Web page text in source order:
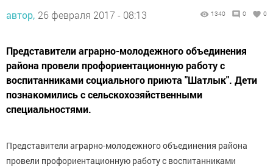
автор, 26 февраля 2017 - 08:13 1340 0 0
Представители аграрно-молодежного объединения
района провели профориентационную работу с
воспитанниками социального приюта "Шатлык". Дети
познакомились с сельскохозяйственными
специальностями.
Представители аграрно-молодежного объединения района
провели профориентационную работу с воспитанниками